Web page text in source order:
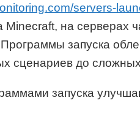
servers-
на
запуска
сценариев до